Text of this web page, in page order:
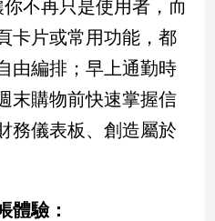
你不再只是使用者，而
卡片或常用功能，都
由編排；早上通勤時
末購物前快速掌握信
務儀表板、創造屬於
體驗：